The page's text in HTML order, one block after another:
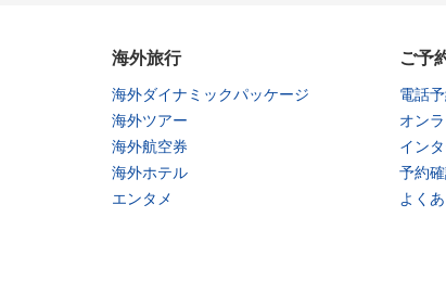
海外旅行
海外ダイナミックパッケージ
海外ツアー
海外航空券
海外ホテル
エンタメ
ご予
電話
オン
イン
予約
よく